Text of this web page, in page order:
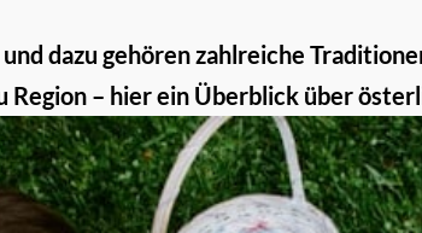
dazu gehören zahlreiche
Region – hier ein Überblick über